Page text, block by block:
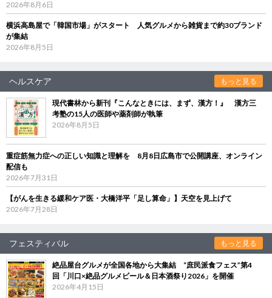
2026年8月6日
横浜高島屋で「韓国市場」がスタート 人気グルメから雑貨まで約30ブランド
が集結
2026年8月5日
ヘルスケア もっと見る
現代書林から新刊『こんなときには、まず、漢方！』 漢方三
考塾の15人の医師や薬剤師が執筆
2026年8月5日
重症筋無力症への正しい知識と理解を 8月8日広島市で公開講座、オンライン
配信も
2026年7月31日
【がんを生きる緩和ケア医・大橋洋平「足し算命」】天空を見上げて
2026年7月28日
フェスティバル もっと見る
絶品屋台グルメが全国各地から大集結 “庶民派食フェス”第4
回「川口×絶品グルメビール＆日本酒祭り2026」を開催
2026年4月15日